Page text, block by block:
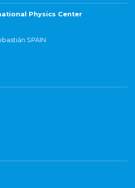
Physics Center
SPAIN